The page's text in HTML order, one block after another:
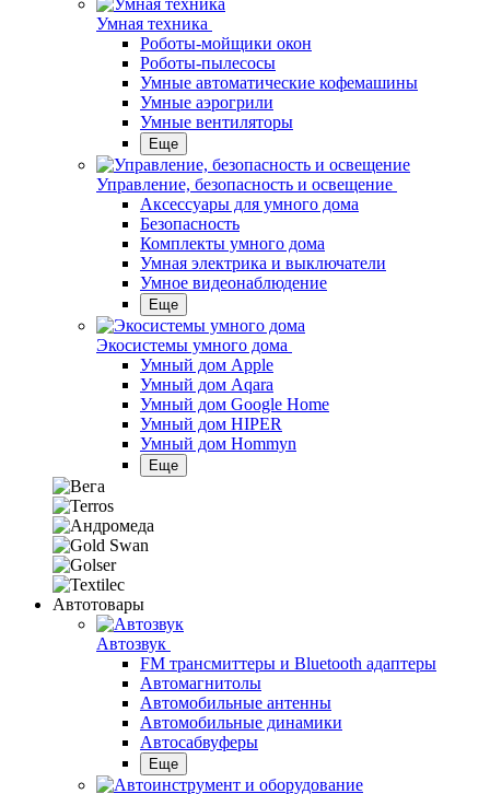
Умная техника
Роботы-мойщики окон
Роботы-пылесосы
Умные автоматические кофемашины
Умные аэрогрили
Умные вентиляторы
Еще
Управление, безопасность и освещение
Аксессуары для умного дома
Безопасность
Комплекты умного дома
Умная электрика и выключатели
Умное видеонаблюдение
Еще
Экосистемы умного дома
Умный дом Apple
Умный дом Aqara
Умный дом Google Home
Умный дом HIPER
Умный дом Hommyn
Еще
Автотовары
Автозвук
FM трансмиттеры и Bluetooth адаптеры
Автомагнитолы
Автомобильные антенны
Автомобильные динамики
Автосабвуферы
Еще